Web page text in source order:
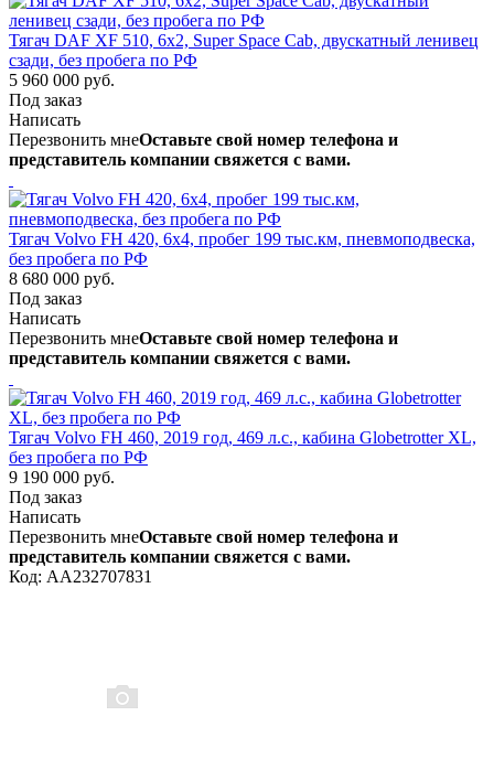
Тягач DAF XF 510, 6х2, Super Space Cab, двускатный ленивец
сзади, без пробега по РФ
5 960 000 руб.
Под заказ
Написать
Перезвонить мнеОставьте свой номер телефона и
представитель компании свяжется с вами.
Тягач Volvo FH 420, 6х4, пробег 199 тыс.км, пневмоподвеска,
без пробега по РФ
8 680 000 руб.
Под заказ
Написать
Перезвонить мнеОставьте свой номер телефона и
представитель компании свяжется с вами.
Тягач Volvo FH 460, 2019 год, 469 л.с., кабина Globetrotter XL,
без пробега по РФ
9 190 000 руб.
Под заказ
Написать
Перезвонить мнеОставьте свой номер телефона и
представитель компании свяжется с вами.
Код: AA232707831